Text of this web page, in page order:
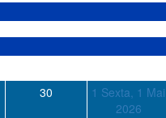
30 1 Sexta, 1 Mai
2026